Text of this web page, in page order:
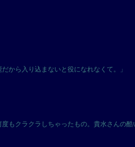
から入り込まないと役になれなくて。」
もクラクラしちゃったもの。貴水さんの